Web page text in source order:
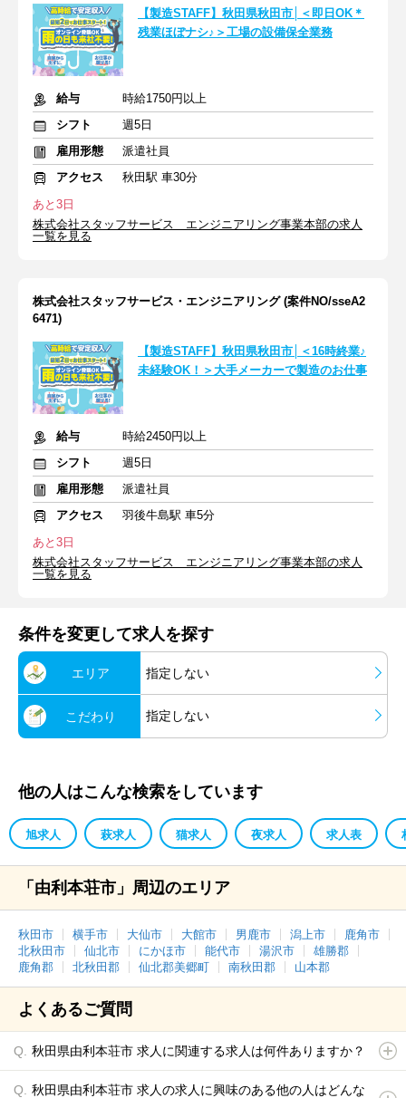
【製造STAFF】秋田県秋田市│＜即日OK＊
残業ほぼナシ♪＞工場の設備保全業務
給与
時給1750円以上
シフト
週5日
雇用形態
派遣社員
アクセス
秋田駅 車30分
あと3日
株式会社スタッフサービス エンジニアリング事業本部の求人
一覧を見る
株式会社スタッフサービス・エンジニアリング (案件NO/sseA2
6471)
【製造STAFF】秋田県秋田市│＜16時終業♪
未経験OK！＞大手メーカーで製造のお仕事
給与
時給2450円以上
シフト
週5日
雇用形態
派遣社員
アクセス
羽後牛島駅 車5分
あと3日
株式会社スタッフサービス エンジニアリング事業本部の求人
一覧を見る
条件を変更して求人を探す
エリア 指定しない
こだわり 指定しない
他の人はこんな検索をしています
旭求人 萩求人 猫求人 夜求人 求人表
「由利本荘市」周辺のエリア
秋田市 横手市 大仙市 大館市 男鹿市 潟上市
鹿角市
北秋田市
仙北市 にかほ市 能代市 湯沢市
雄勝郡
鹿角郡
北秋田郡 仙北郡美郷町 南秋田郡 山本郡
よくあるご質問
秋田県由利本荘市 求人に関連する求人は何件ありますか？
秋田県由利本荘市 求人の求人に興味のある他の人はどんな